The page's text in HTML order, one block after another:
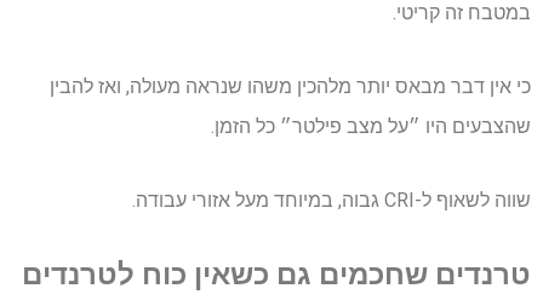
במטבח זה קריטי.
כי אין דבר מבאס יותר מלהכין משהו שנראה מעולה, ואז להבין
שהצבעים היו ״על מצב פילטר״ כל הזמן.
שווה לשאוף ל-CRI גבוה, במיוחד מעל אזורי עבודה.
טרנדים שחכמים גם כשאין כוח לטרנדים